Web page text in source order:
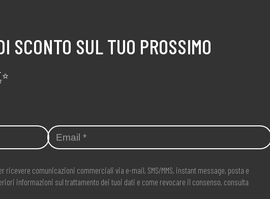
SUL TUO PROSSIMO
comunicazioni commerciali via e-mail, SMS/MMS, instant message, posta e
informazioni sul trattamento dei tuoi dati e come revocare il consenso, consulta